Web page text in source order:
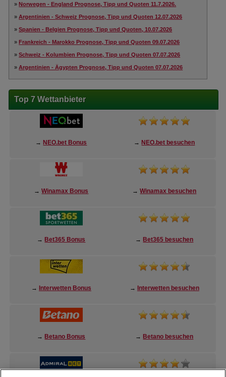
»Norwegen - England Prognose, Tipp und Quoten 11.7.2026.
»Argentinien - Schweiz Prognose, Tipp und Quoten 12.07.2026
»Spanien - Belgien Prognose, Tipp und Quoten, 10.07.2026
»Frankreich - Marokko Prognose, Tipp und Quoten 09.07.2026
»Schweiz - Kolumbien Prognose, Tipp und Quoten 07.07.2026
»Argentinien - Ägypten Prognose, Tipp und Quoten 07.07.2026
Top 7 Wettanbieter
→ NEO.bet Bonus → NEO.bet besuchen
→Winamax Bonus →Winamax besuchen
→ Bet365 Bonus → Bet365 besuchen
→ Interwetten Bonus → Interwetten besuchen
→ Betano Bonus → Betano besuchen